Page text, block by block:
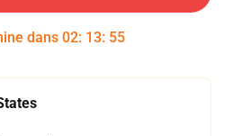
dans 02: 13: 54